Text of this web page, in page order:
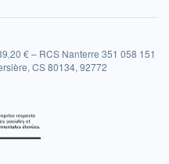
€ – RCS Nanterre 351 058 151
CS 80134, 92772